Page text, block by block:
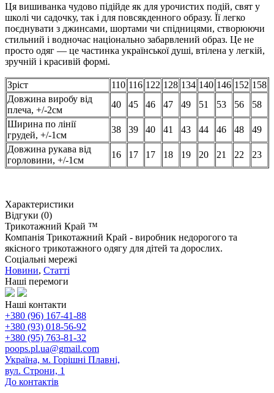
Ця вишиванка чудово підійде як для урочистих подій, свят у
школі чи садочку, так і для повсякденного образу. Її легко
поєднувати з джинсами, шортами чи спідницями, створюючи
стильний і водночас національно забарвлений образ. Це не
просто одяг — це частинка української душі, втілена у легкій,
зручній і красивій формі.
Зріст 110 116 122 128 134 140 146 152 158
Довжина виробу від
плеча, +/-2см
40 45 46 47 49 51 53 56
58
Ширина по лінії
грудей, +/-1см
38 39 40 41 43 44 46 48
49
Довжина рукава від
горловини, +/-1см
16 17 17 18 19 20 21 22 23
Характеристики
Відгуки (0)
Трикотажний Край ™
Компанія Трикотажний Край - виробник недорогого та
якісного трикотажного одягу для дітей та дорослих.
Соціальні мережі
Новини, Статті
Наші перемоги
Наші контакти
+380 (96) 167-41-88
+380 (93) 018-56-92
+380 (95) 763-81-32
poops.pl.ua@gmail.com
Україна, м. Горішні Плавні,
вул. Строни, 1
До контактів